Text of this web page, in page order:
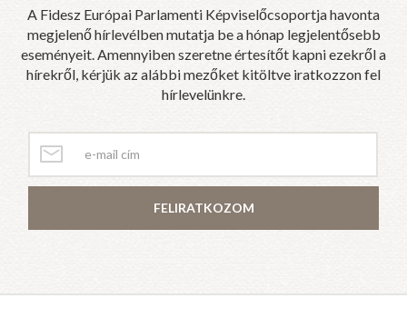
A Fidesz Európai Parlamenti Képviselőcsoportja havonta
megjelenő hírlevélben mutatja be a hónap legjelentősebb
eseményeit. Amennyiben szeretne értesítőt kapni ezekről a
hírekről, kérjük az alábbi mezőket kitöltve iratkozzon fel
hírlevelünkre.
FELIRATKOZOM